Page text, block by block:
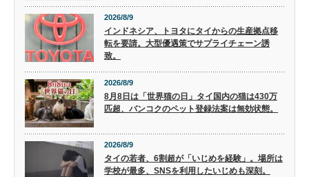
2026/8/9
インドネシア、トヨタにタイからの生産拠点移
転を要請。大型優遇策でサプライチェーン誘
致。
2026/8/9
8月8日は「世界猫の日」タイ国内の猫は430万
匹超、バンコクのペット登録法案は無効状態。
2026/8/9
タイの若者、6割超が「いじめを経験」。場所は
学校が最多、SNSを利用したいじめも深刻。